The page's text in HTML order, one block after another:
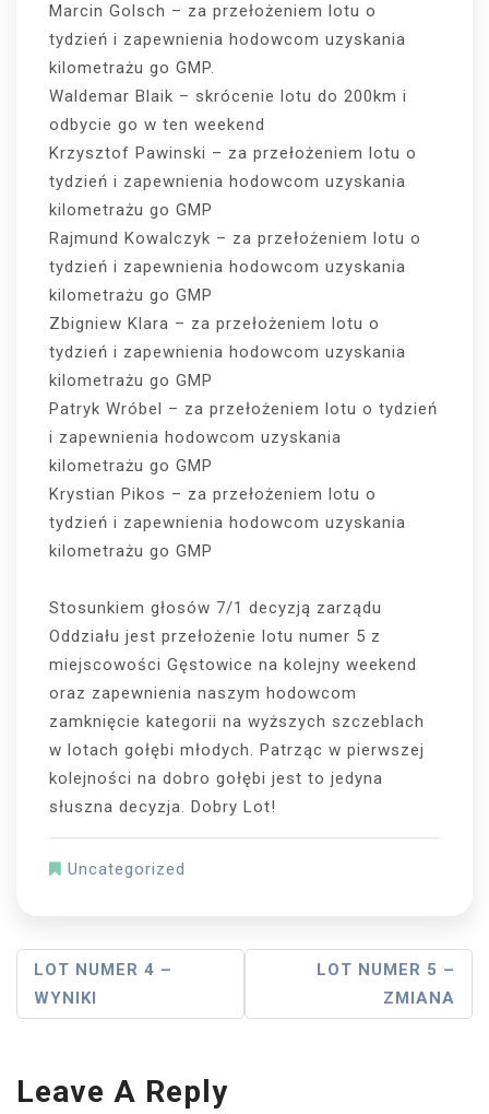
Marcin Golsch – za przełożeniem lotu o
tydzień i zapewnienia hodowcom uzyskania
kilometrażu go GMP.
Waldemar Blaik – skrócenie lotu do 200km i
odbycie go w ten weekend
Krzysztof Pawinski – za przełożeniem lotu o
tydzień i zapewnienia hodowcom uzyskania
kilometrażu go GMP
Rajmund Kowalczyk – za przełożeniem lotu o
tydzień i zapewnienia hodowcom uzyskania
kilometrażu go GMP
Zbigniew Klara – za przełożeniem lotu o
tydzień i zapewnienia hodowcom uzyskania
kilometrażu go GMP
Patryk Wróbel – za przełożeniem lotu o tydzień
i zapewnienia hodowcom uzyskania
kilometrażu go GMP
Krystian Pikos – za przełożeniem lotu o
tydzień i zapewnienia hodowcom uzyskania
kilometrażu go GMP
Stosunkiem głosów 7/1 decyzją zarządu
Oddziału jest przełożenie lotu numer 5 z
miejscowości Gęstowice na kolejny weekend
oraz zapewnienia naszym hodowcom
zamknięcie kategorii na wyższych szczeblach
w lotach gołębi młodych. Patrząc w pierwszej
kolejności na dobro gołębi jest to jedyna
słuszna decyzja. Dobry Lot!
Uncategorized
Post
Navigation
LOT NUMER 4 –
WYNIKI
LOT NUMER 5 –
ZMIANA
Leave A Reply